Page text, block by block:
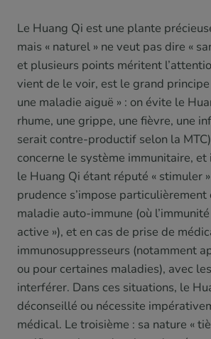
Le Huang Qi est une plante
mais « naturel » ne veut pas dire «
et plusieurs points méritent
vient de le voir, est le grand
une maladie aiguë » : on évite le
rhume, une grippe, une fièvre, une
serait contre-productif selon la
concerne le système immunitaire,
le Huang Qi étant réputé « stimuler
prudence s’impose particulièrement
maladie auto-immune (où
active »), et en cas de prise de
immunosuppresseurs (notamment
ou pour certaines maladies), avec
interférer. Dans ces situations, le
déconseillé ou nécessite
médical. Le troisième : sa nature «